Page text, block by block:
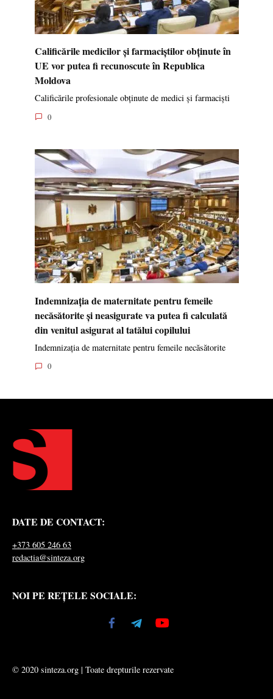
Calificările medicilor și farmaciștilor obținute în
UE vor putea fi recunoscute în Republica
Moldova
Calificările profesionale obținute de medici și farmaciști
0
Indemnizația de maternitate pentru femeile
necăsătorite și neasigurate va putea fi calculată
din venitul asigurat al tatălui copilului
Indemnizația de maternitate pentru femeile necăsătorite
0
DATE DE CONTACT:
+373 605 246 63
redactia@sinteza.org
NOI PE REȚELE SOCIALE:
© 2020 sinteza.org | Toate drepturile rezervate